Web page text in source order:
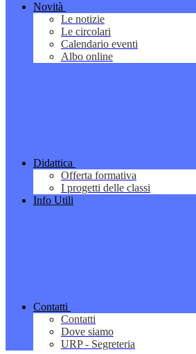
Novità
Le notizie
Le circolari
Calendario eventi
Albo online
Didattica
Offerta formativa
I progetti delle classi
Info Utili
Contatti
Contatti
Dove siamo
URP - Segreteria